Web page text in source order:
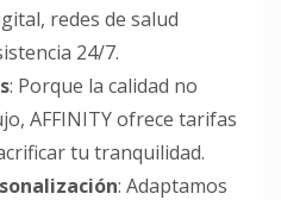
redes de salud
24/7.
: Porque la calidad no
AFFINITY ofrece tarifas
tu tranquilidad.
: Adaptamos